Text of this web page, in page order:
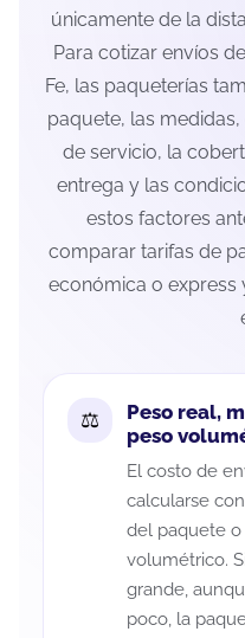
únicamente de la
Para cotizar envíos
Fe, las paqueterías
paquete, las
de servicio, la
entrega y las
estos factores
comparar tarifas de
económica o
Peso real,
peso
El costo de
calcularse
del paquete
volumétrico.
grande,
poco, la